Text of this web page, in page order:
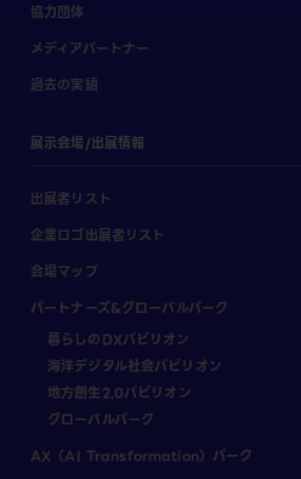
協力団体
メディアパートナー
過去の実績
展示会場/出展情報
出展者リスト
企業ロゴ出展者リスト
会場マップ
パートナーズ&グローバルパーク
暮らしのDXパビリオン
海洋デジタル社会パビリオン
地方創生2.0パビリオン
グローバルパーク
AX（AI Transformation）パーク